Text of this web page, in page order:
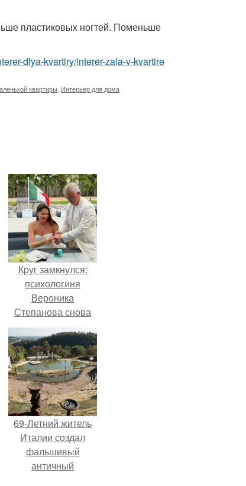
пластиковых ногтей. Поменьше
dlya-kvartiry/interer-zala-v-kvartire
квартиры Интерьер для дома
Круг замкнулся:
психологиня
Вероника
Степанова снова
вышла замуж за
собственного
бывшего мужа.
69-Летний житель
Италии создал
фальшивый
античный